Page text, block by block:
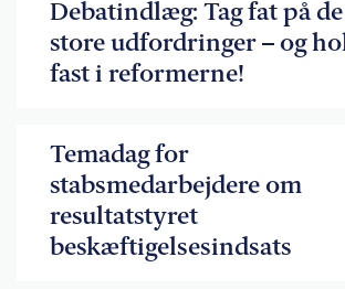
Debatindlæg: Tag fat på de
store udfordringer – og
fast i reformerne!
Temadag for
stabsmedarbejdere om
resultatstyret
beskæftigelsesindsats